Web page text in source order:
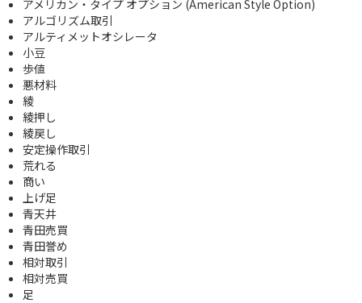
アメリカン・タイプ オプション (American Style Option)
アルゴリズム取引
アルティメットオシレータ
小豆
歩値
悪材料
綾
綾押し
綾戻し
安定操作取引
荒れる
商い
上げ足
青天井
青田売買
青田誉め
相対取引
相対売買
足